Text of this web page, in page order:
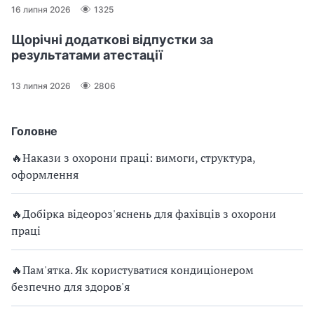
Головне
🔥Накази з охорони праці: вимоги, структура,
оформлення
🔥Добірка відеороз'яснень для фахівців з охорони
праці
🔥Пам'ятка. Як користуватися кондиціонером
безпечно для здоров'я
16 липня 2026 1325
Щорічні додаткові відпустки за
результатами атестації
13 липня 2026 2806